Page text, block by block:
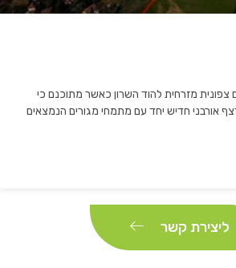
1202 ממוקם צפונית מזרחית להוד השרון כאשר מתוכנם כי
אורבני חדיש יחד עם מתמחי מגורים הנמצאים
ליצירת קשר